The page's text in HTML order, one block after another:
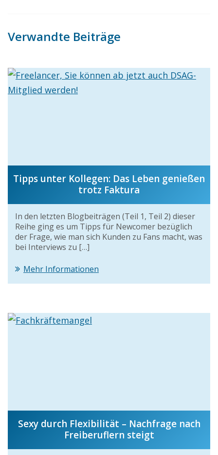
Verwandte Beiträge
Tipps unter Kollegen: Das Leben genießen
trotz Faktura
In den letzten Blogbeiträgen (Teil 1, Teil 2) dieser
Reihe ging es um Tipps für Newcomer bezüglich
der Frage, wie man sich Kunden zu Fans macht, was
bei Interviews zu […]
Mehr Informationen
Sexy durch Flexibilität – Nachfrage nach
Freiberuflern steigt